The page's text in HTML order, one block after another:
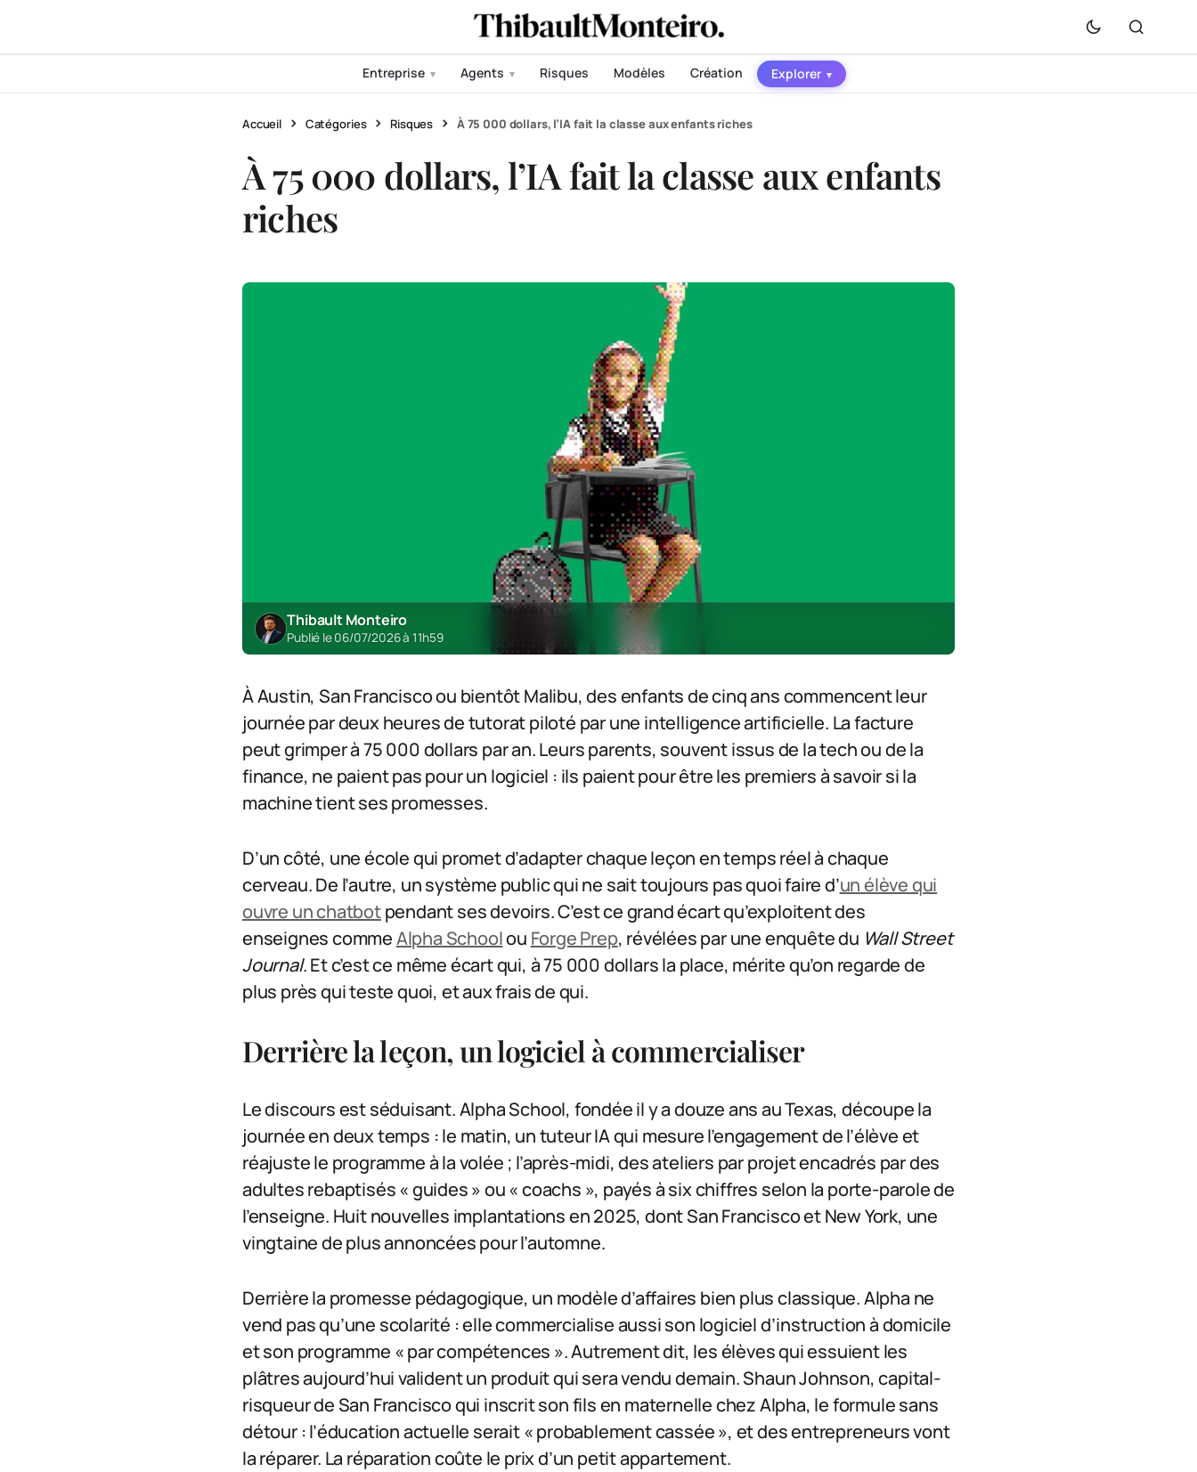
Entreprise ▾ Agents ▾ Risques Modèles Création Explorer ▾
Accueil Catégories Risques À 75 000 dollars, l’IA fait la classe aux enfants riches
À 75 000 dollars, l’IA fait la classe aux enfants
riches
Thibault Monteiro
Publié le 06/07/2026 à 11h59
À Austin, San Francisco ou bientôt Malibu, des enfants de cinq ans commencent leur
journée par deux heures de tutorat piloté par une intelligence artificielle. La facture
peut grimper à 75 000 dollars par an. Leurs parents, souvent issus de la tech ou de la
finance, ne paient pas pour un logiciel : ils paient pour être les premiers à savoir si la
machine tient ses promesses.
D’un côté, une école qui promet d’adapter chaque leçon en temps réel à chaque
cerveau. De l’autre, un système public qui ne sait toujours pas quoi faire d’un élève qui
ouvre un chatbotpendant ses devoirs. C’est ce grand écart qu’exploitent des
enseignes commeAlpha Schoolou Forge Prep, révélées par une enquête du Wall Street
Journal. Et c’est ce même écart qui, à 75 000 dollars la place, mérite qu’on regarde de
plus près qui teste quoi, et aux frais de qui.
Derrière la leçon, un logiciel à commercialiser
Le discours est séduisant. Alpha School, fondée il y a douze ans au Texas, découpe la
journée en deux temps : le matin, un tuteur IA qui mesure l’engagement de l’élève et
réajuste le programme à la volée ; l’après-midi, des ateliers par projet encadrés par des
adultes rebaptisés « guides » ou « coachs », payés à six chiffres selon la porte-parole de
l’enseigne. Huit nouvelles implantations en 2025, dont San Francisco et New York, une
vingtaine de plus annoncées pour l’automne.
Derrière la promesse pédagogique, un modèle d’affaires bien plus classique. Alpha ne
vend pas qu’une scolarité : elle commercialise aussi son logiciel d’instruction à domicile
et son programme « par compétences ». Autrement dit, les élèves qui essuient les
plâtres aujourd’hui valident un produit qui sera vendu demain. Shaun Johnson, capital-
risqueur de San Francisco qui inscrit son fils en maternelle chez Alpha, le formule sans
détour : l’éducation actuelle serait « probablement cassée », et des entrepreneurs vont
la réparer. La réparation coûte le prix d’un petit appartement.